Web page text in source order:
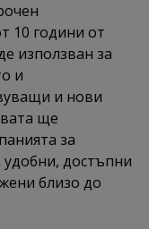
10 години от
използван за
и
и нови
ще
за
достъпни
близо до